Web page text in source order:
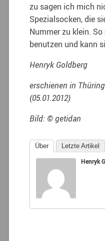
zu sagen ich mich
Spezialsocken, die
Nummer zu klein.
benutzen und kann
Henryk Goldberg
erschienen in
(05.01.2012)
Bild: © getidan
Über Letzte Artikel
Henryk